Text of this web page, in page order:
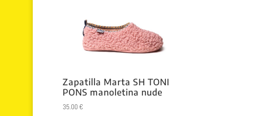
Zapatilla Marta SH TONI
PONS manoletina nude
35.00€